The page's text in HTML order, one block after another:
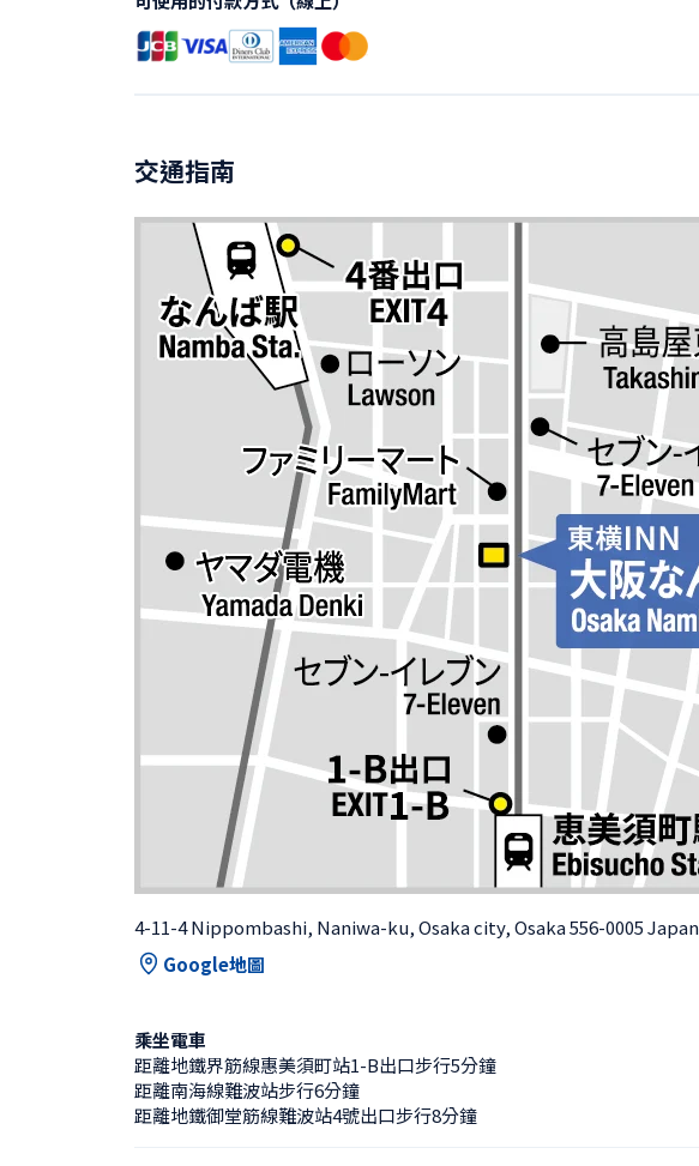
交通指南
4-11-4 Nippombashi, Naniwa-ku, Osaka city, Osaka 556-0005 Japan
Google地圖
乘坐電車
距離地鐵界筋線惠美須町站1-B出口步行5分鐘
距離南海線難波站步行6分鐘
距離地鐵御堂筋線難波站4號出口步行8分鐘